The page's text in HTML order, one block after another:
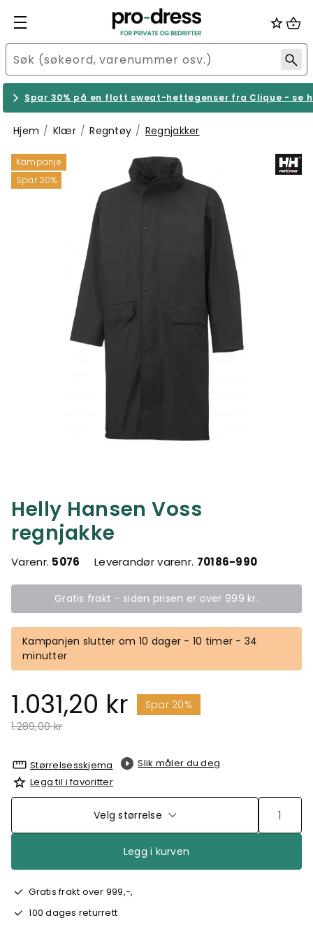
Spar 30% på en flott sweat-hettegenser fra Clique - se
Hjem Klær Regntøy Regnjakker
Kampanje
Spar 20%
Helly Hansen Voss
regnjakke
Varenr. 5076 Leverandør varenr. 70186-990
Gratis frakt - siden prisen er over 999 kr.
Kampanjen slutter om 10 dager - 10 timer - 34
minutter
1.031,20 kr
Spar 20%
Pris redusert fra
1.289,00 krtil
Størrelsesskjema
Slik måler du deg
Legg til i favoritter
Velg størrelse
Legg i kurven
Gratis frakt over 999,-,
100 dages returrett